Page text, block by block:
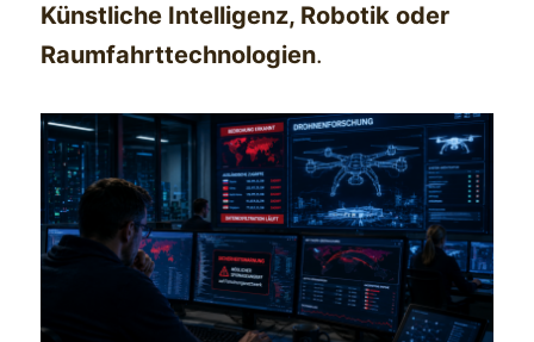
Künstliche Intelligenz, Robotik oder
Raumfahrttechnologien.